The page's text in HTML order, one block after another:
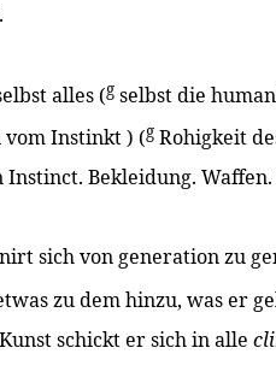
alles (g selbst die
vom Instinkt ) (g Rohigkeit
Bekleidung. Waffen.
sich von generation zu
zu dem hinzu, was er
schickt er sich in alle